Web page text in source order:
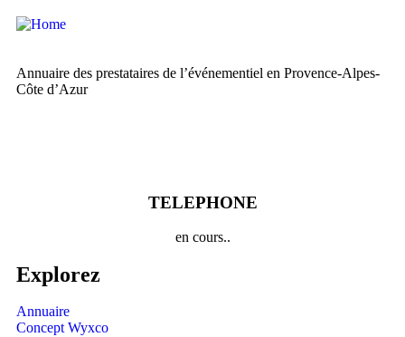
Annuaire des prestataires de l’événementiel en Provence-Alpes-
Côte d’Azur
TELEPHONE
en cours..
Explorez
Annuaire
Concept Wyxco